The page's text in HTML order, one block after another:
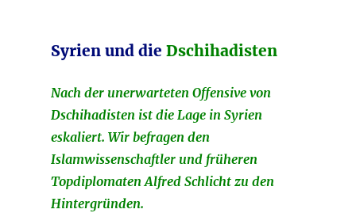
Syrien und die Dschihadisten
Nach der unerwarteten Offensive von
Dschihadisten ist die Lage in Syrien
eskaliert. Wir befragen den
Islamwissenschaftler und früheren
Topdiplomaten Alfred Schlicht zu den
Hintergründen.